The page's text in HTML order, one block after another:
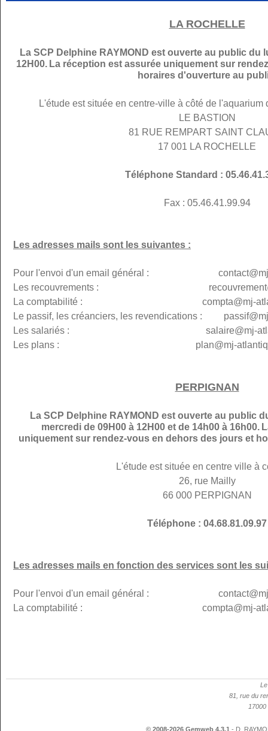
LA ROCHELLE
La SCP Delphine RAYMOND est ouverte au public du
12H00. La réception est assurée uniquement sur
horaires d'ouverture au
L'étude est située en centre-ville à côté de l'aquarium
LE BASTION
81 RUE REMPART SAINT
17 001 LA ROCHELLE
Téléphone Standard :
Fax : 05.46.41.99.94
Les adresses mails sont les suivantes :
Pour l'envoi d'un email général : contact@mj-
Les recouvrements :
La comptabilité : compta@mj-
Le passif, les créanciers, les revendications : passif@
Les salariés : salaire@mj-
Les plans :
plan@mj-
PERPIGNAN
La SCP Delphine RAYMOND est ouverte au public
mercredi de 09H00 à 12H00 et de 14h00 à 16h00.
uniquement sur rendez-vous en dehors des jours et
L'étude est située en centre ville à
26, rue Mailly
66 000 PERPIGNAN
Téléphone : 04.68.81.09.97
Les adresses mails en fonction des services sont les
Pour l'envoi d'un email général : contact@mj-
La comptabilité : compta@mj-
81, rue du
17000
© 2008-2026 Gemweb 4.3.1 - D.